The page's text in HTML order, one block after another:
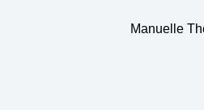
Manuelle